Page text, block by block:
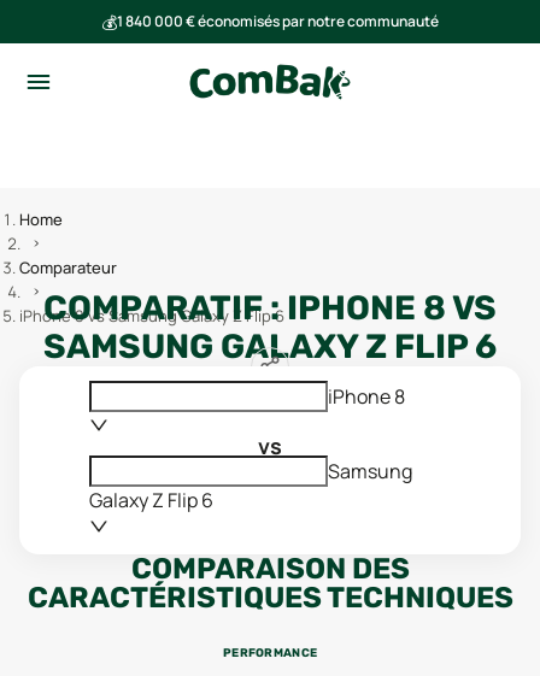
💰1 840 000 € économisés par notre communauté
Home
Comparateur
iPhone 8 vs Samsung Galaxy Z Flip 6
COMPARATIF :IPHONE 8VS
SAMSUNG GALAXY Z FLIP 6
iPhone 8
vs
Samsung
Galaxy Z Flip 6
COMPARAISON DES
CARACTÉRISTIQUES TECHNIQUES
PERFORMANCE